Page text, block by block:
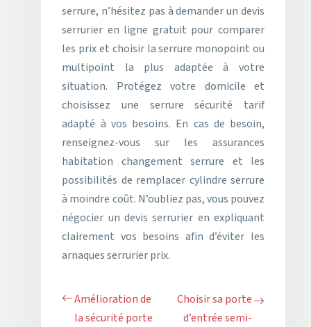
serrure, n’hésitez pas à demander un devis
serrurier en ligne gratuit pour comparer
les prix et choisir la serrure monopoint ou
multipoint la plus adaptée à votre
situation. Protégez votre domicile et
choisissez une serrure sécurité tarif
adapté à vos besoins. En cas de besoin,
renseignez-vous sur les assurances
habitation changement serrure et les
possibilités de remplacer cylindre serrure
à moindre coût. N’oubliez pas, vous pouvez
négocier un devis serrurier en expliquant
clairement vos besoins afin d’éviter les
arnaques serrurier prix.
Amélioration de
la sécurité porte
Choisir sa porte
d’entrée semi-